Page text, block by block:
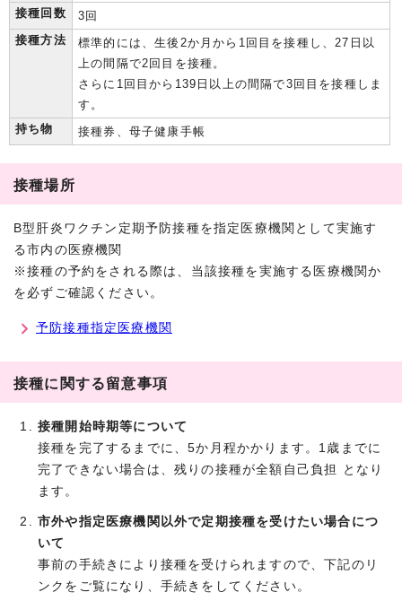
接種回数
3回
接種方法
標準的には、生後2か月から1回目を接種し、27日以
上の間隔で2回目を接種。
さらに1回目から139日以上の間隔で3回目を接種しま
す。
持ち物
接種券、母子健康手帳
接種場所
B型肝炎ワクチン定期予防接種を指定医療機関として実施す
る市内の医療機関
※接種の予約をされる際は、当該接種を実施する医療機関か
を必ずご確認ください。
予防接種指定医療機関
接種に関する留意事項
接種開始時期等について
接種を完了するまでに、5か月程かかります。1歳までに
完了できない場合は、残りの接種が全額自己負担 となり
ます。
市外や指定医療機関以外で定期接種を受けたい場合につ
いて
事前の手続きにより接種を受けられますので、下記のリ
ンクをご覧になり、手続きをしてください。